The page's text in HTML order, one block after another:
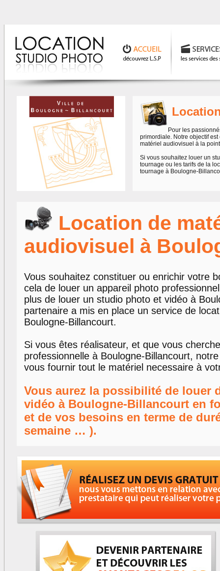
Pour les
primordiale. Notre objectif
matériel audiovisuel à la
Si vous souhaitez louer un
tournage ou les tarifs de la
tournage à Boulogne-
Location de
audiovisuel à
Vous souhaitez constituer ou enrichir votre
cela de louer un appareil photo
plus de louer un studio photo et vidéo à
partenaire a mis en place un service de
Boulogne-Billancourt.
Si vous êtes réalisateur, et que vous
professionnelle à Boulogne-Billancourt,
vous fournir tout le matériel necessaire à
Vous aurez la possibilité de louer
vidéo à Boulogne-Billancourt en
et de vos besoins en terme de
semaine … ).